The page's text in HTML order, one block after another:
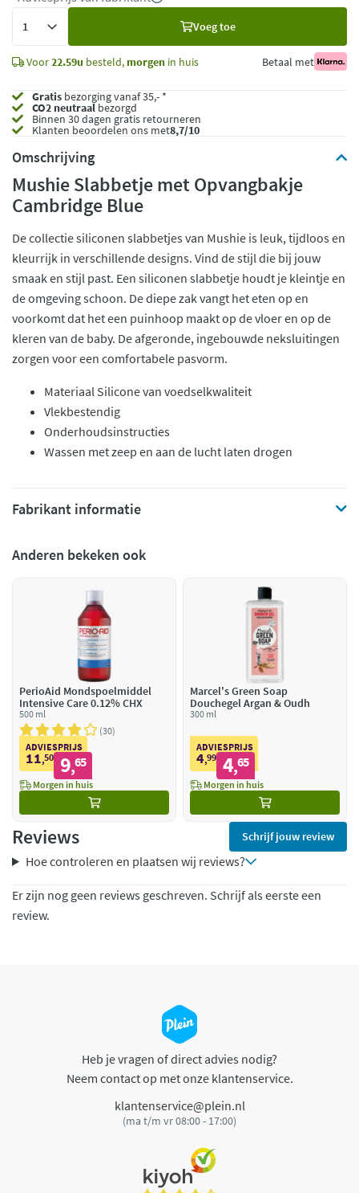
Voeg toe
Voor22.59u besteld, morgen in huis Betaal met
Gratis bezorging vanaf 35,- *
CO2 neutraalbezorgd
Binnen 30 dagen gratis retourneren
Klanten beoordelen ons met8,7/10
Omschrijving
Mushie Slabbetje met Opvangbakje
Cambridge Blue
De collectie siliconen slabbetjes van Mushie is leuk, tijdloos en
kleurrijk in verschillende designs. Vind de stijl die bij jouw
smaak en stijl past. Een siliconen slabbetje houdt je kleintje en
de omgeving schoon. De diepe zak vangt het eten op en
voorkomt dat het een puinhoop maakt op de vloer en op de
kleren van de baby. De afgeronde, ingebouwde neksluitingen
zorgen voor een comfortabele pasvorm.
Materiaal Silicone van voedselkwaliteit
Vlekbestendig
Onderhoudsinstructies
Wassen met zeep en aan de lucht laten drogen
Fabrikant informatie
Anderen bekeken ook
PerioAid Mondspoelmiddel
Intensive Care 0.12% CHX
500 ml
30
ADVIESPRIJS
11,50 9,65
Morgen in huis
Marcel's Green Soap
Douchegel Argan & Oudh
300 ml
ADVIESPRIJS
4,99 4,65
Morgen in huis
Reviews Schrijf jouw review
Hoe controleren en plaatsen wij reviews?
Er zijn nog geen reviews geschreven. Schrijf als eerste een
review.
Heb je vragen of direct advies nodig?
Neem contact op met onze klantenservice.
klantenservice@plein.nl
(ma t/m vr 08:00 - 17:00)